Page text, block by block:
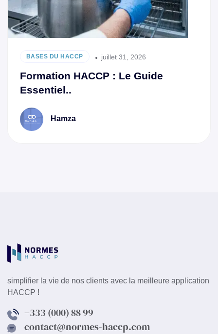
BASES DU HACCP juillet 31, 2026
Formation HACCP : Le Guide
Essentiel..
Hamza
simplifier la vie de nos clients avec la meilleure application
HACCP !
+333 (000) 88 99
contact@normes-haccp.com